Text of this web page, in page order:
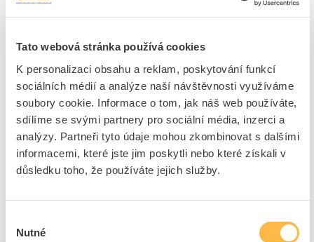
Tato webová stránka používá cookies
K personalizaci obsahu a reklam, poskytování funkcí
sociálních médií a analýze naší návštěvnosti využíváme
soubory cookie. Informace o tom, jak náš web používáte,
sdílíme se svými partnery pro sociální média, inzerci a
analýzy. Partneři tyto údaje mohou zkombinovat s dalšími
informacemi, které jste jim poskytli nebo které získali v
důsledku toho, že používáte jejich služby.
souhlasu
Nutné
Hodnocené napětí DC
440 V
dimenzovaném proudu
Izolovaná kovová držadla (
IMGL )
Ne
Velikost pojistky podle IEC
60269
NH2
GPSR Details
Odpovědnost za produkt
Telefon: +420 464 600 022